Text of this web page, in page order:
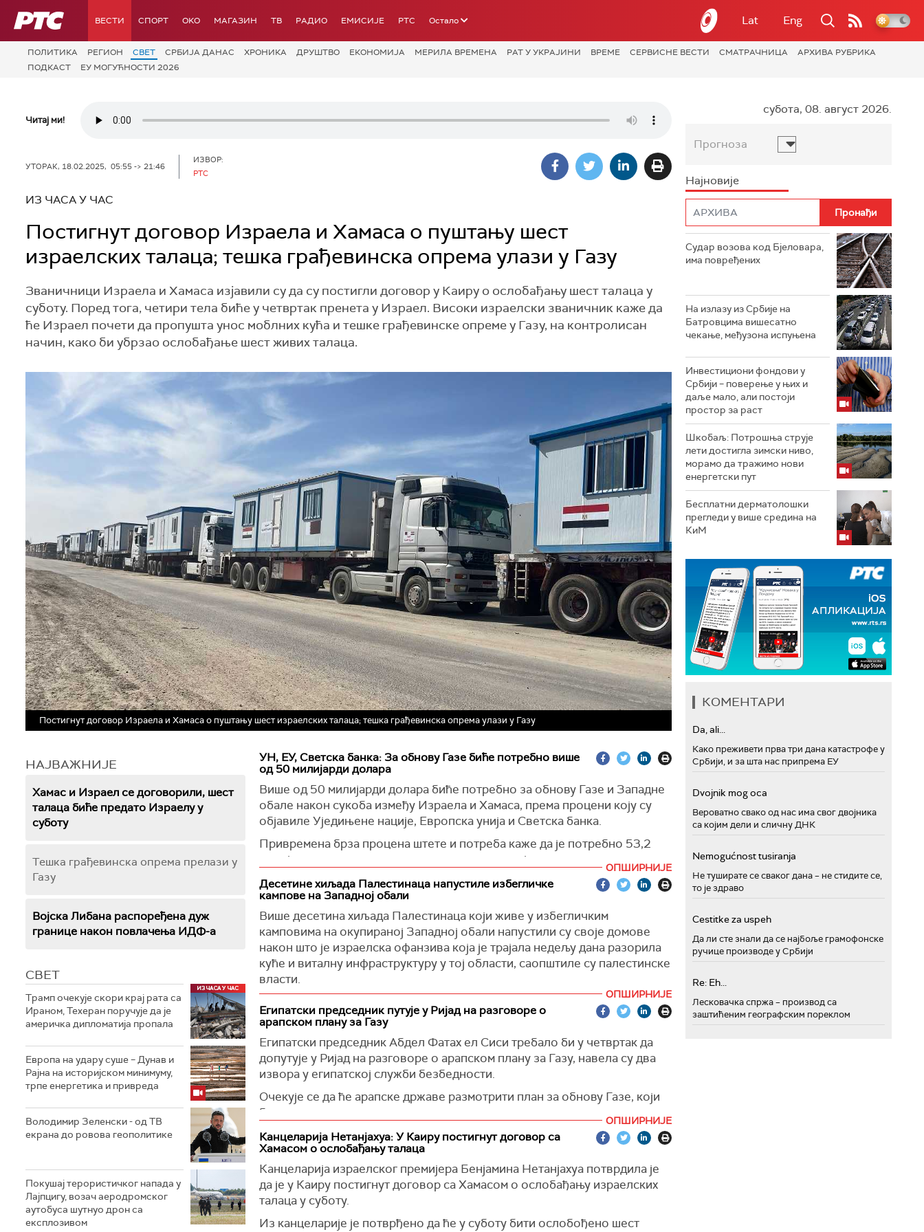
РТС ВЕСТИ СПОРТ OKO МАГАЗИН ТВ РАДИО ЕМИСИЈЕ РТС Остало Lat Eng
ПОЛИТИКА РЕГИОН СВЕТ СРБИЈА ДАНАС ХРОНИКА ДРУШТВО ЕКОНОМИЈА МЕРИЛА ВРЕМЕНА РАТ У УКРАЈИНИ ВРЕМЕ СЕРВИСНЕ ВЕСТИ СМАТРАЧНИЦА
АРХИВА РУБРИКА
ПОДКАСТ
ЕУ МОГУЋНОСТИ 2026
Читај ми!
УТОРАК, 18.02.2025, 05:55 -> 21:46
ИЗВОР:
РТС
ИЗ ЧАСА У ЧАС
Постигнут договор Израела и Хамаса о пуштању шест
израелских талаца; тешка грађевинска опрема улази у Газу
Званичници Израела и Хамаса изјавили су да су постигли договор у Каиру о ослобађању шест талаца у
суботу. Поред тога, четири тела биће у четвртак пренета у Израел. Високи израелски званичник каже да
ће Израел почети да пропушта унос моблних кућа и тешке грађевинске опреме у Газу, на контролисан
начин, како би убрзао ослобађање шест живих талаца.
Постигнут договор Израела и Хамаса о пуштању шест израелских талаца; тешка грађевинска опрема улази у Газу
НАЈВАЖНИЈЕ
Хамас и Израел се договорили, шест
талаца биће предато Израелу у
суботу
Тешка грађевинска опрема прелази у
Газу
Војска Либана распоређена дуж
границе након повлачења ИДФ-а
СВЕТ
Трамп очекује скори крај рата са
Ираном, Техеран поручује да је
америчка дипломатија пропала
Европа на удару суше – Дунав и
Рајна на историјском минимуму,
трпе енергетика и привреда
Володимир Зеленски - од ТВ
екрана до ровова геополитике
Покушај терористичког напада у
Лајпцигу, возач аеродромског
аутобуса шутнуо дрон са
експлозивом
УН, ЕУ, Светска банка: За обнову Газе биће потребно више
од 50 милијарди долара
Више од 50 милијарди долара биће потребно за обнову Газе и Западне
обале након сукоба између Израела и Хамаса, према процени коју су
објавиле Уједињене нације, Европска унија и Светска банка.
Привремена брза процена штете и потреба каже да је потребно 53,2
милијарде долара за опоравак и реконструкцију у наредних десет
(Reuters)
ОПШИРНИЈЕ
Десетине хиљада Палестинаца напустиле избегличке
кампове на Западној обали
Више десетина хиљада Палестинаца који живе у избегличким
камповима на окупираној Западној обали напустили су своје домове
након што је израелска офанзива која је трајала недељу дана разорила
куће и виталну инфраструктуру у тој области, саопштиле су палестинске
власти.
Израелске снаге започеле су операцију у избегличком кампу у граду
Џенину на Западној обали 21. јануара, у оквиру које су ангажовале
стотине војника и булдожера који су демолирали куће и прекопали
путеве, тако да су протерали скоро све становнике кампа, навели су
палестински званичници, преносиРојтерс.
група на Западној обали које имају подршку Ирана, проширена је потом
на друге кампове, као што су Тулкарм и Нур Шамс, који су такође
разорени.
Ројтерс
, кампови који су изграђени за потомке
палестинских избеглица које су побегле или су протеране из својих
домова у рату за стварање израелске државе 1948. године, дуго су
главна упоришта наоружаних милитантних група.
Ови кампови су у више наврата били на мети израелске војске, али
ОПШИРНИЈЕ
Египатски председник путује у Ријад на разговоре о
арапском плану за Газу
Египатски председник Абдел Фатах ел Сиси требало би у четвртак да
допутује у Ријад на разговоре о арапском плану за Газу, навела су два
извора у египатској служби безбедности.
Очекује се да ће арапске државе размотрити план за обнову Газе, који
би могао представљати одговор на предлог америчког председника
Доналда Трампа да под контролом САД обнови ту палестинску енклаву,
пренео јеРојтерс.
Представници Саудијске Арабије, Египта, Јордана, Уједињених
Арапских Емирата и Катара требало би да у Ријаду размотре арапски
план за Газу пре него што он буде представљен на самиту арапских
ОПШИРНИЈЕ
Канцеларија Нетанјахуа: У Каиру постигнут договор са
Хамасом о ослобађању талаца
Канцеларија израелског премијера Бенјамина Нетанјахуа потврдила је
да је у Каиру постигнут договор са Хамасом о ослобађању израелских
талаца у суботу.
Из канцеларије је потврђено да ће у суботу бити ослобођено шест
субота, 08. август 2026.
Прогноза
Најновије
Судар возова код Бјеловара,
има повређених
На излазу из Србије на
Батровцима вишесатно
чекање, међузона испуњена
Инвестициони фондови у
Србији – поверење у њих и
даље мало, али постоји
простор за раст
Шкобаљ: Потрошња струје
лети достигла зимски ниво,
морамо да тражимо нови
енергетски пут
Бесплатни дерматолошки
прегледи у више средина на
КиМ
КОМЕНТАРИ
Da, ali...
Како преживети прва три дана катастрофе у
Србији, и за шта нас припрема ЕУ
Dvojnik mog oca
Вероватно свако од нас има свог двојника
са којим дели и сличну ДНК
Nemogućnost tusiranja
Не туширате се сваког дана – не стидите се,
то је здраво
Cestitke za uspeh
Да ли сте знали да се најбоље грамофонске
ручице производе у Србији
Re: Eh...
Лесковачка спржа – производ са
заштићеним географским пореклом